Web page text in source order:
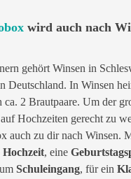
wird auch nach
gehört Winsen in
Deutschland. In Winsen
ca. 2 Brautpaare. Um der
Hochzeiten gerecht zu
auch zu dir nach Winsen.
Hochzeit, eine
Schuleingang, für ein